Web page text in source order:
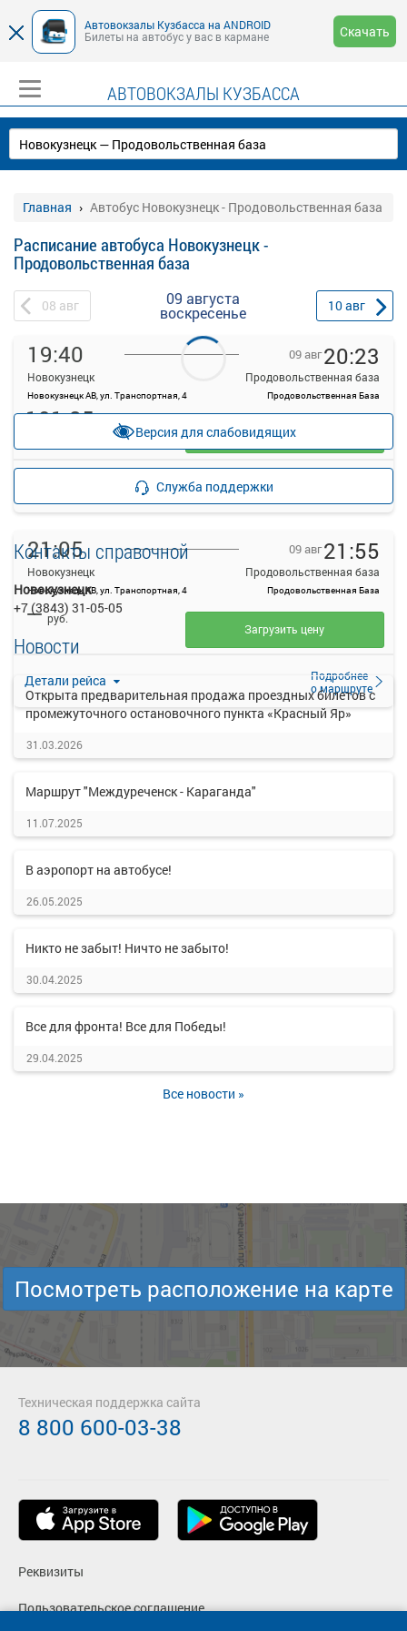
Автовокзалы Кузбасса на ANDROID
Билеты на автобус у вас в кармане
Скачать
АВТОВОКЗАЛЫ КУЗБАССА
Главная Автобус Новокузнецк - Продовольственная база
Расписание автобуса Новокузнецк -
Продовольственная база
08 авг 09 августа
воскресенье 10авг
19:40
Новокузнецк
Новокузнецк АВ, ул. Транспортная, 4
09 авг20:23
Продовольственная база
Продовольственная База
101.85
руб.
41 свободных мест
Выбрать
21:05
Новокузнецк
Новокузнецк АВ, ул. Транспортная, 4
09 авг21:55
Продовольственная база
Продовольственная База
Детали рейса
Подробнее
о маршруте
— руб.
Загрузить цену
Версия для слабовидящих
Служба поддержки
Контакты справочной
Новокузнецк
+7 (3843) 31-05-05
Новости
Открыта предварительная продажа проездных билетов с
промежуточного остановочного пункта «Красный Яр»
31.03.2026
Маршрут "Междуреченск - Караганда"
11.07.2025
В аэропорт на автобусе!
26.05.2025
Никто не забыт! Ничто не забыто!
30.04.2025
Все для фронта! Все для Победы!
29.04.2025
Все новости »
Посмотреть расположение на карте
Реквизиты
Пользовательское соглашение
Техническая поддержка сайта
8 800 600-03-38